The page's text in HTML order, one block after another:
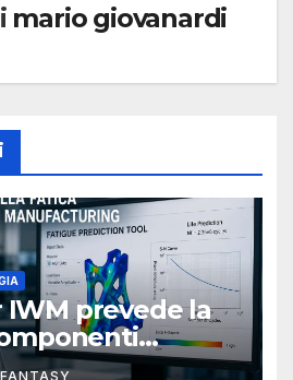
mario giovanardi
prevede la
in 3D
FANTASY